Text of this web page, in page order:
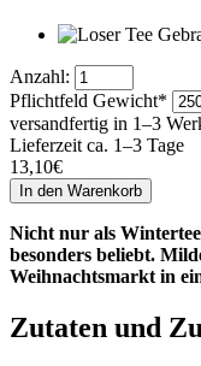
Anzahl:
Pflichtfeld Gewicht*
versandfertig in 1–3
Lieferzeit ca. 1–3 Tage
13,10€
Nicht nur als
besonders beliebt.
Weihnachtsmarkt in
Zutaten und